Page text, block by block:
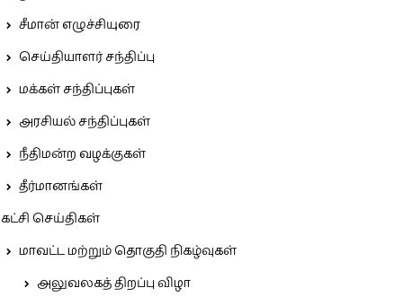
சீமான் எழுச்சியுரை
செய்தியாளர் சந்திப்பு
மக்கள் சந்திப்புகள்
அரசியல் சந்திப்புகள்
நீதிமன்ற வழக்குகள்
தீர்மானங்கள்
கட்சி செய்திகள்
மாவட்ட மற்றும் தொகுதி நிகழ்வுகள்
அலுவலகத் திறப்பு விழா